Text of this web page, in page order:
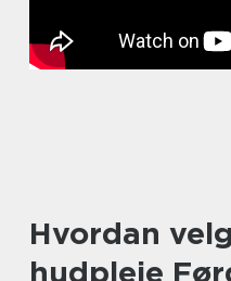
Hvordan
hudpleie